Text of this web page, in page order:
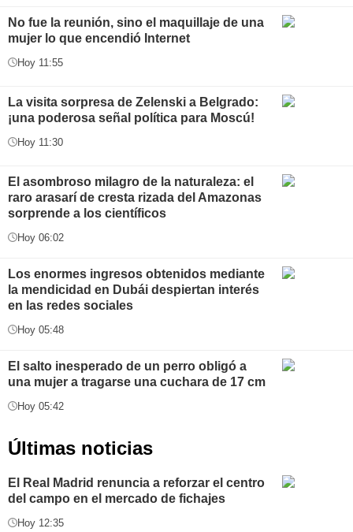
No fue la reunión, sino el maquillaje de una
mujer lo que encendió Internet
Hoy 11:55
La visita sorpresa de Zelenski a Belgrado:
¡una poderosa señal política para Moscú!
Hoy 11:30
El asombroso milagro de la naturaleza: el
raro arasarí de cresta rizada del Amazonas
sorprende a los científicos
Hoy 06:02
Los enormes ingresos obtenidos mediante
la mendicidad en Dubái despiertan interés
en las redes sociales
Hoy 05:48
El salto inesperado de un perro obligó a
una mujer a tragarse una cuchara de 17 cm
Hoy 05:42
Últimas noticias
El Real Madrid renuncia a reforzar el centro
del campo en el mercado de fichajes
Hoy 12:35